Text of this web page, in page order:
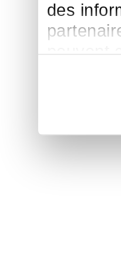
des